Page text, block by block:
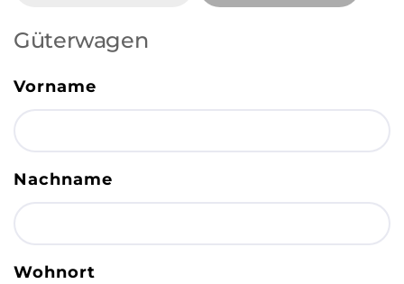
Güterwagen
Vorname
Nachname
Wohnort